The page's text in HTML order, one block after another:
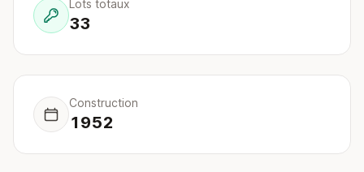
Lots totaux
33
Construction
1952